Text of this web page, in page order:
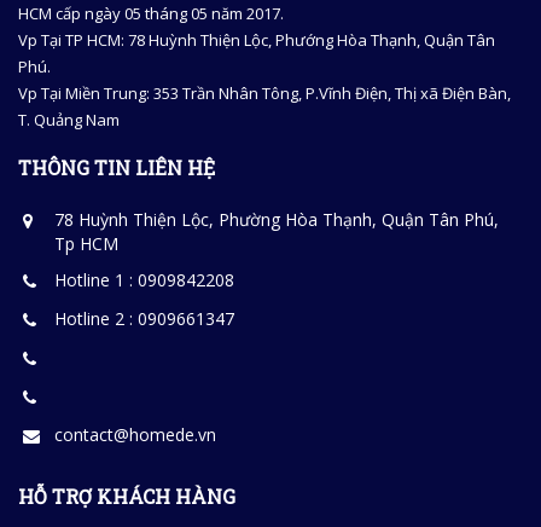
HCM cấp ngày 05 tháng 05 năm 2017.
Vp Tại TP HCM: 78 Huỳnh Thiện Lộc, Phướng Hòa Thạnh, Quận Tân
Phú.
Vp Tại Miền Trung: 353 Trần Nhân Tông, P.Vĩnh Điện, Thị xã Điện Bàn,
T. Quảng Nam
THÔNG TIN LIÊN HỆ
78 Huỳnh Thiện Lộc, Phường Hòa Thạnh, Quận Tân Phú,
Tp HCM
Hotline 1 : 0909842208
Hotline 2 : 0909661347
contact@homede.vn
HỖ TRỢ KHÁCH HÀNG